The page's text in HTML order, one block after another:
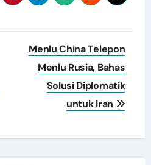
Menlu China Telepon
Menlu Rusia, Bahas
Solusi Diplomatik
untuk Iran